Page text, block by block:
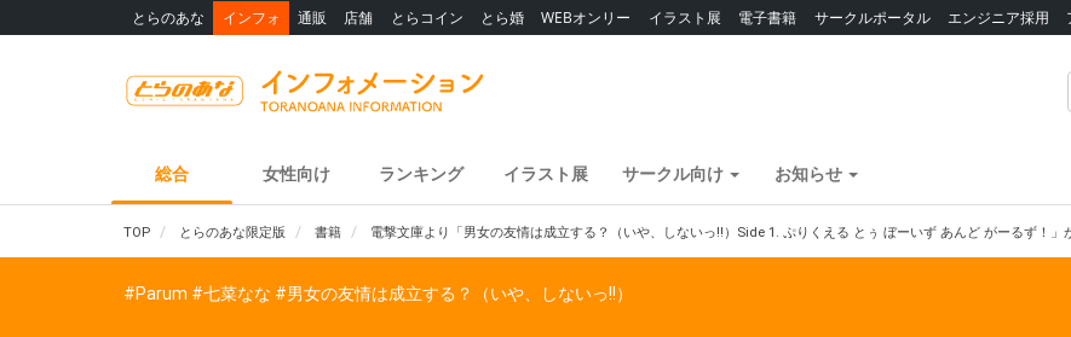
とらのあな インフォ 通販 店舗 とらコイン とら婚 WEBオンリー イラスト展 電子書籍 サークルポータル エンジニア採用
総合 女性向け ランキング イラスト展 サークル向け お知らせ
TOP とらのあな限定版 書籍 電撃文庫より「男女の友情は成立する？（いや、しないっ!!）Side 1. ぷりくえる とぅ ぼーいず あんど がーるず！
#Parum #七菜なな #男女の友情は成立する？（いや、しないっ!!）